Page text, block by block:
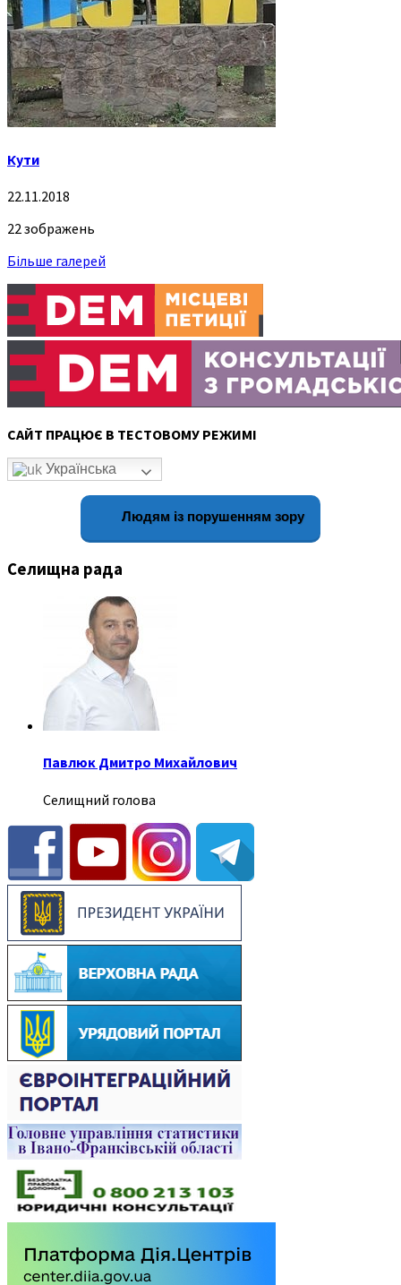
Кути
22.11.2018
22 зображень
Більше галерей
САЙТ ПРАЦЮЄ В ТЕСТОВОМУ РЕЖИМІ
Українська
Людям із порушенням зору
Селищна рада
Павлюк Дмитро Михайлович
Селищний голова